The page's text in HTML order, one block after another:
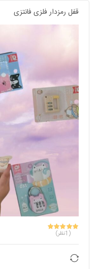
قفل رمزدار فلزی فانتزی
(1نظر)